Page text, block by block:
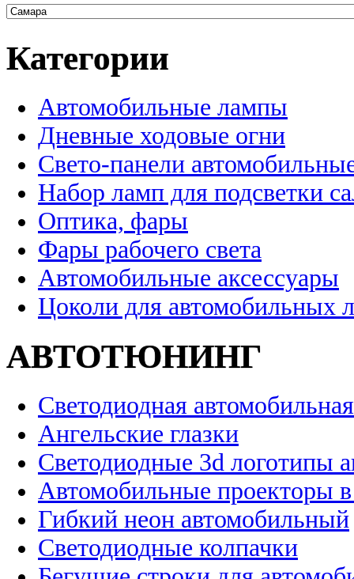
Категории
Автомобильные лампы
Дневные ходовые огни
Свето-панели
Набор ламп для подсветки
Оптика, фары
Фары рабочего света
Автомобильные аксессуары
Цоколи для автомобильных
АВТОТЮНИНГ
Светодиодная
Ангельские глазки
Светодиодные 3d логотипы
Автомобильные проекторы
Гибкий неон автомобильный
Светодиодные колпачки